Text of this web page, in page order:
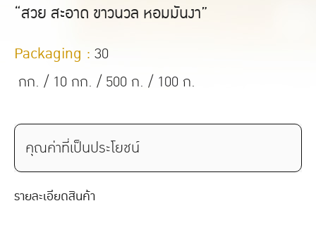
“สวย สะอาด ขาวนวล หอมมันงา”
Packaging : 30
กก. / 10 กก. / 500 ก. / 100 ก.
คุณค่าที่เป็นประโยชน์
รายละเอียดสินค้า